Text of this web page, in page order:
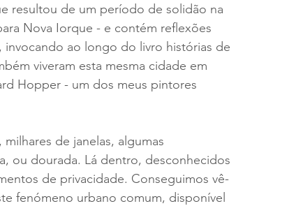
resultou de um período de solidão na
Nova Iorque - e contém reflexões
ao longo do livro histórias de
viveram esta mesma cidade em
Hopper - um dos meus pintores
de janelas, algumas
ou dourada. Lá dentro, desconhecidos
de privacidade. Conseguimos vê-
fenómeno urbano comum, disponível